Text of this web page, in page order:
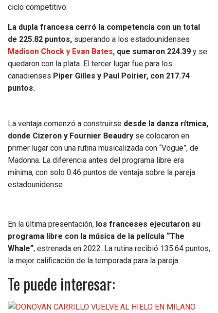
ciclo competitivo.
La dupla francesa cerró la competencia con un total
de 225.82 puntos, superando a los estadounidenses
Madison Chock y Evan Bates, que sumaron 224.39 y se
quedaron con la plata. El tercer lugar fue para los
canadienses Piper Gilles y Paul Poirier, con 217.74
puntos.
La ventaja comenzó a construirse desde la danza rítmica,
donde Cizeron y Fournier Beaudry se colocaron en
primer lugar con una rutina musicalizada con “Vogue”, de
Madonna. La diferencia antes del programa libre era
mínima, con solo 0.46 puntos de ventaja sobre la pareja
estadounidense.
En la última presentación, los franceses ejecutaron su
programa libre con la música de la película “The
Whale”, estrenada en 2022. La rutina recibió 135.64 puntos,
la mejor calificación de la temporada para la pareja.
Te puede interesar: